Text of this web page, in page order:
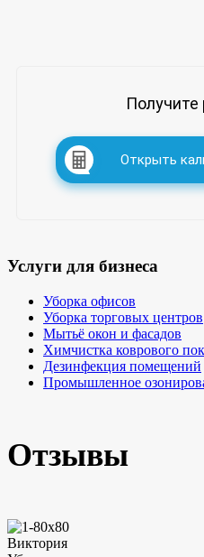
Получите
Открыть
Услуги для бизнеса
Уборка офисов
Уборка торговых центров
Мытьё окон и фасадов
Химчистка коврового
Дезинфекция помещений
Промышленное
Отзывы
Виктория